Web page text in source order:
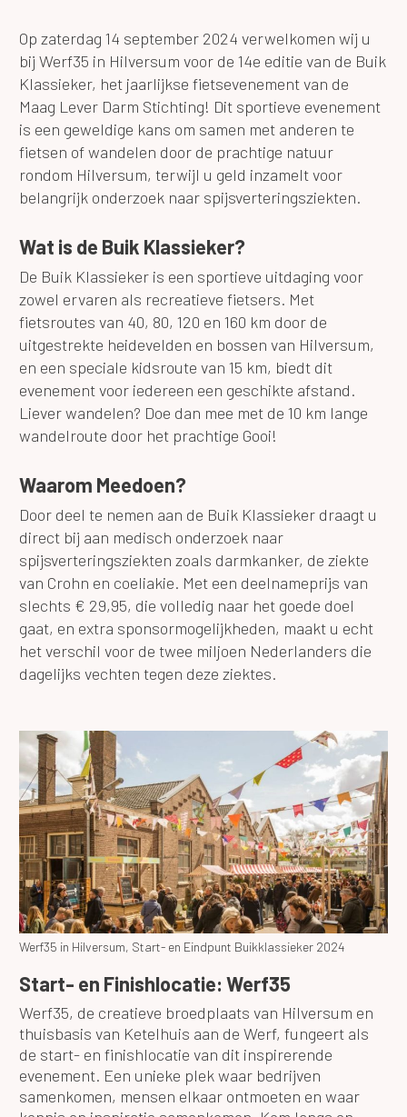
Op zaterdag 14 september 2024 verwelkomen wij u
bij Werf35 in Hilversum voor de 14e editie van de Buik
Klassieker, het jaarlijkse fietsevenement van de
Maag Lever Darm Stichting! Dit sportieve evenement
is een geweldige kans om samen met anderen te
fietsen of wandelen door de prachtige natuur
rondom Hilversum, terwijl u geld inzamelt voor
belangrijk onderzoek naar spijsverteringsziekten.
Wat is de Buik Klassieker?
De Buik Klassieker is een sportieve uitdaging voor
zowel ervaren als recreatieve fietsers. Met
fietsroutes van 40, 80, 120 en 160 km door de
uitgestrekte heidevelden en bossen van Hilversum,
en een speciale kidsroute van 15 km, biedt dit
evenement voor iedereen een geschikte afstand.
Liever wandelen? Doe dan mee met de 10 km lange
wandelroute door het prachtige Gooi!
Waarom Meedoen?
Door deel te nemen aan de Buik Klassieker draagt u
direct bij aan medisch onderzoek naar
spijsverteringsziekten zoals darmkanker, de ziekte
van Crohn en coeliakie. Met een deelnameprijs van
slechts € 29,95, die volledig naar het goede doel
gaat, en extra sponsormogelijkheden, maakt u echt
het verschil voor de twee miljoen Nederlanders die
dagelijks vechten tegen deze ziektes.
Werf35 in Hilversum, Start- en Eindpunt Buikklassieker 2024
Start- en Finishlocatie: Werf35
Werf35, de creatieve broedplaats van Hilversum en
thuisbasis van Ketelhuis aan de Werf, fungeert als
de start- en finishlocatie van dit inspirerende
evenement. Een unieke plek waar bedrijven
samenkomen, mensen elkaar ontmoeten en waar